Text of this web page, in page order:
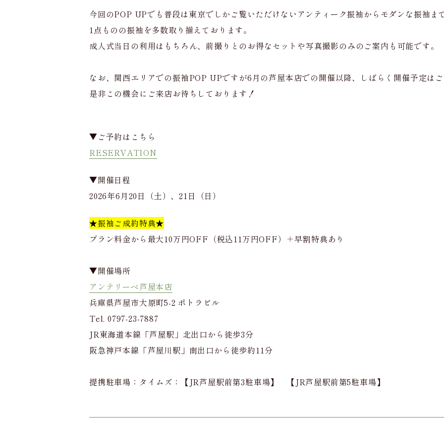
今回のPOP UPでも普段は東京でしかご覧いただけないアンティーク振袖からモダンな振袖ま
1点ものの振袖を多数取り揃えております。
成人式当日の利用はもちろん、前撮りとのお得なセットや写真撮影のみのご案内も可能です。
なお、関西エリアでの振袖POP UPですが6月の芦屋本店での開催以降、しばらく開催予定はご
是非この機会にご来店お待ちしております！
▼ご予約はこちら
RESERVATION
▼開催日程
2026年6月20日（土）、21日（日）
★振袖ご成約特典★
プラン料金から最大10万円OFF（税込11万円OFF）＋早割特典あり
▼開催場所
アンテリーベ芦屋本店
兵庫県芦屋市大原町5-2 ポトラビル
Tel. 0797-23-7887
JR東海道本線「芦屋駅」北出口から徒歩3分
阪急神戸本線「芦屋川駅」南出口から徒歩約11分
提携駐車場：タイムズ：【JR芦屋駅前第3駐車場】 【JR芦屋駅前第5駐車場】